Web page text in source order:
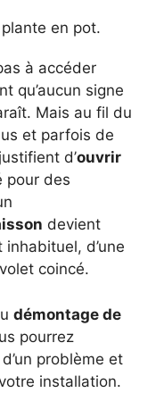
à accéder
qu’aucun signe
Mais au fil du
et parfois de
d’ouvrir
pour des
devient
d’une
coincé.
démontage de
pourrez
problème et
installation.